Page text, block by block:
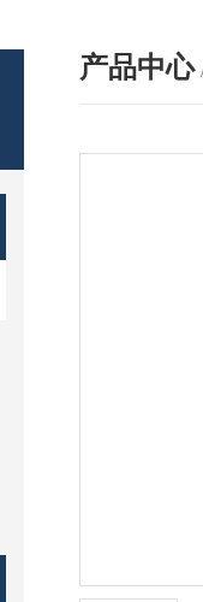
产品中心